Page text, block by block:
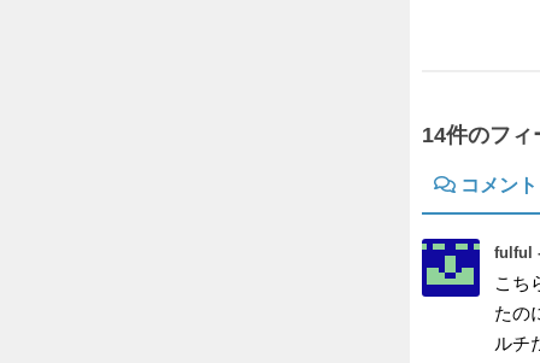
14件のフィ
コメント
fulful
こち
たの
ルチ